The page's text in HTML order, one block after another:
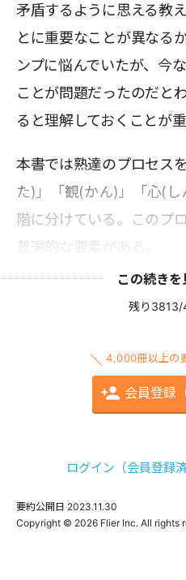
矛盾するように思える教
とに重要なことが異なる
ンプに悩んでいたが、今
ことが問題だったのだと
ると理解しておくことが重
本書では熟達のプロセス
た)」「観(かん)」「心(
階に分けている。このプ
普遍的な要素がある。
この続き
残り
4,000冊以上の
会員登録
ログイン（会員登録
要約公開日 2023.11.30